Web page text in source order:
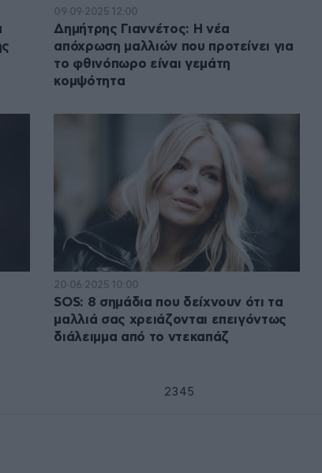
09·09·2025 12:00
Δημήτρης Γιαννέτος: Η νέα
απόχρωση μαλλιών που προτείνει για
το φθινόπωρο είναι γεμάτη
κομψότητα
20·06·2025 10:00
SOS: 8 σημάδια που δείχνουν ότι τα
μαλλιά σας χρειάζονται επειγόντως
διάλειμμα από το ντεκαπάζ
23 4 5